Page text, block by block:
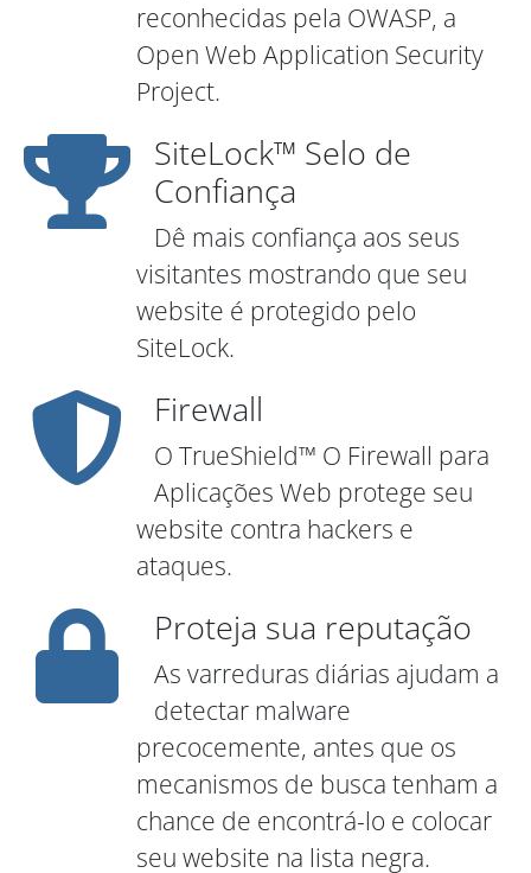
reconhecidas pela OWASP, a
Open Web Application Security
Project.
SiteLock™ Selo de
Confiança
Dê mais confiança aos seus
visitantes mostrando que seu
website é protegido pelo
SiteLock.
Firewall
O TrueShield™ O Firewall para
Aplicações Web protege seu
website contra hackers e
ataques.
Proteja sua reputação
As varreduras diárias ajudam a
detectar malware
precocemente, antes que os
mecanismos de busca tenham a
chance de encontrá-lo e colocar
seu website na lista negra.